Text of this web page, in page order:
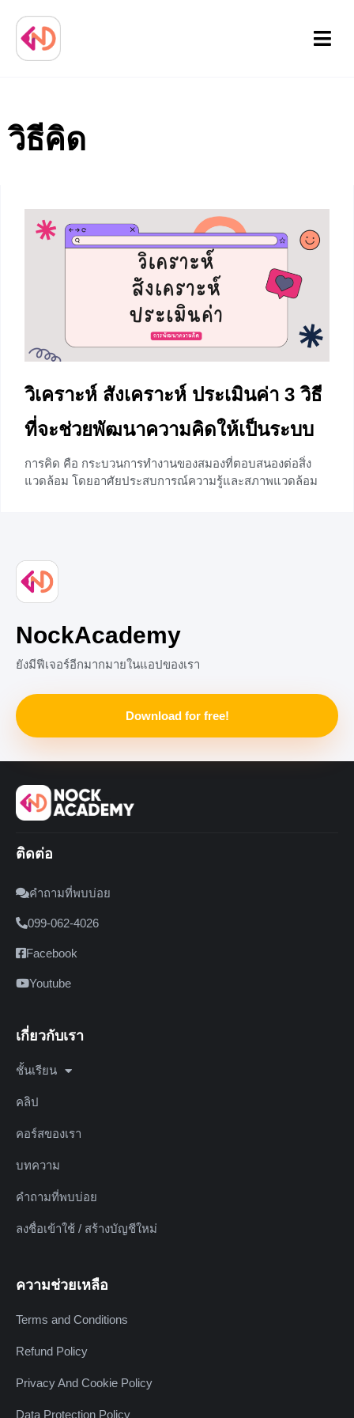
Menu
วิธีคิด
วิเคราะห์ สังเคราะห์ ประเมินค่า 3 วิธี
ที่จะช่วยพัฒนาความคิดให้เป็นระบบ
การคิด คือ กระบวนการทำงานของสมองที่ตอบสนองต่อสิ่ง
แวดล้อม โดยอาศัยประสบการณ์ความรู้และสภาพแวดล้อม
สามารถแสดงความคิดออกมาได้โดยการใช้ภาษา ซึ่งการใช้
ภาษานั้นก็คือวิธีการถ่ายทอดความคิดที่อยู่ในหัวของเราออก
มาให้คนอื่นเข้าใจและรู้ว่าเรามีความคิดต่อสิ่งนั้น ๆ อย่างไร
คิดจึงเป็นสิ่งสำคัญ โดยวิธีการคิดสามารถแบ่งได้เป็น 3
NockAcademy
ยังมีฟีเจอร์อีกมากมายในแอปของเรา
Download for free!
ติดต่อ
คำถามที่พบบ่อย
099-062-4026
Facebook
Youtube
เกี่ยวกับเรา
ชั้นเรียน
คลิป
คอร์สของเรา
บทความ
คำถามที่พบบ่อย
ลงชื่อเข้าใช้ / สร้างบัญชีใหม่
ความช่วยเหลือ
Terms and Conditions
Refund Policy
Privacy And Cookie Policy
Data Protection Policy